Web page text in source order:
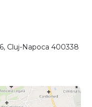
Cluj-Napoca 400338